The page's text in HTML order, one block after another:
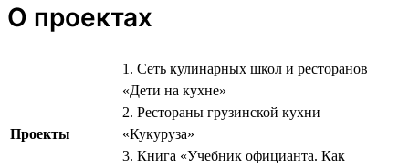
О проектах
Проекты
1. Сеть кулинарных школ и ресторанов
«Дети на кухне»
2. Рестораны грузинской кухни
«Кукуруза»
3. Книга «Учебник официанта. Как